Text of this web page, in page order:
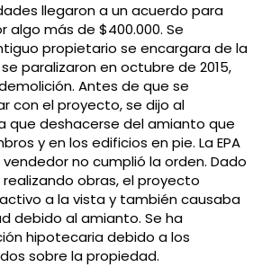
llegaron a un acuerdo para
algo más de $400.000. Se
propietario se encargara de la
paralizaron en octubre de 2015,
Antes de que se
con el proyecto, se dijo al
que deshacerse del amianto que
y en los edificios en pie. La EPA
no cumplió la orden. Dado
obras, el proyecto
a la vista y también causaba
debido al amianto. Se ha
hipotecaria debido a los
sobre la propiedad.